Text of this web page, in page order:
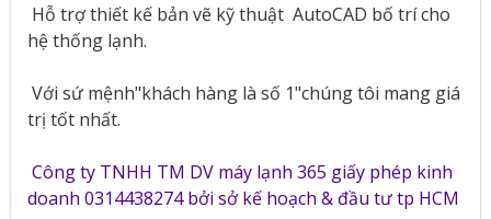
Hỗ trợ thiết kế bản vẽ kỹ thuật AutoCAD bố trí cho
hệ thống lạnh.
Với sứ mệnh"khách hàng là số 1"chúng tôi mang giá
trị tốt nhất.
Công ty TNHH TM DV máy lạnh 365 giấy phép kinh
doanh 0314438274 bởi sở kế hoạch & đầu tư tp HCM